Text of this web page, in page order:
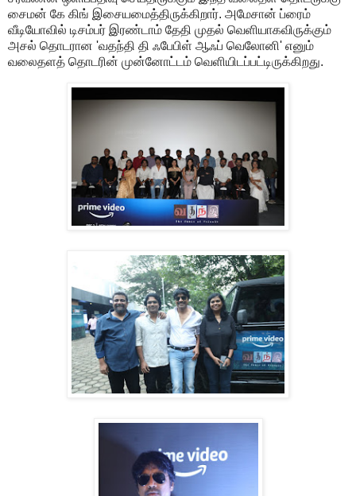
சைமன் கே கிங் இசையமைத்திருக்கிறார். அமேசான் ப்ரைம்
வீடியோவில் டிசம்பர் இரண்டாம் தேதி முதல் வெளியாகவிருக்கும்
அசல் தொடரான 'வதந்தி தி ஃபேபிள் ஆஃப் வெலோனி' எனும்
வலைதளத் தொடரின் முன்னோட்டம் வெளியிடப்பட்டிருக்கிறது.